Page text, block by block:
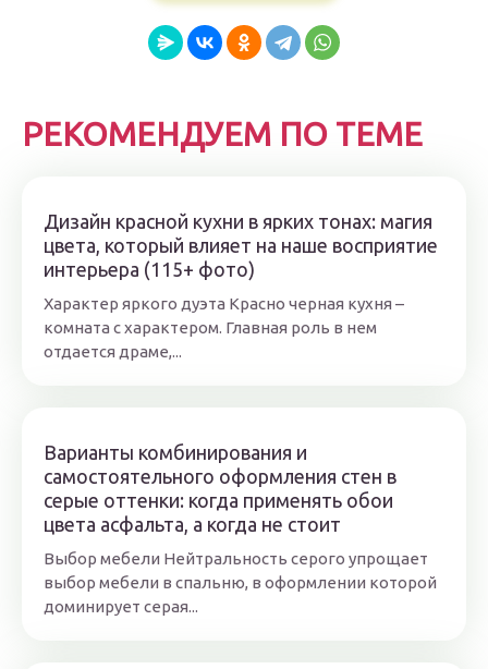
РЕКОМЕНДУЕМ ПО ТЕМЕ
Дизайн красной кухни в ярких тонах: магия
цвета, который влияет на наше восприятие
интерьера (115+ фото)
Характер яркого дуэта Красно черная кухня –
комната с характером. Главная роль в нем
отдается драме,...
Варианты комбинирования и
самостоятельного оформления стен в
серые оттенки: когда применять обои
цвета асфальта, а когда не стоит
Выбор мебели Нейтральность серого упрощает
выбор мебели в спальню, в оформлении которой
доминирует серая...